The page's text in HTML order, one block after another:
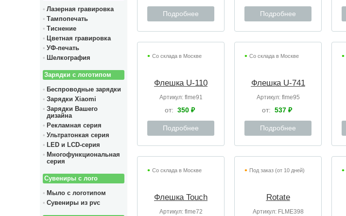
Лазерная гравировка
Тампопечать
Тиснение
Цветная гравировка
УФ-печать
Шелкография
Зарядки с логотипом
Беспроводные зарядки
Зарядки Xiaomi
Зарядки Вашего
дизайна
Рекламная серия
Ультратонкая серия
LED и LCD-серия
Многофункциональная
серия
Сувениры с лого
Мыло с логотипом
Сувениры из pvc
Подробнее Подробнее
Со склада в Москве
Флешка U-110
Артикул: flme91
от: 350 ₽
Подробнее
Со склада в Москве
Флешка U-741
Артикул: flme95
от: 537 ₽
Подробнее
Со склада в Москве
Флешка Touch
Артикул: flme72
Под заказ (от 10 дней)
Rotate
Артикул: FLME398